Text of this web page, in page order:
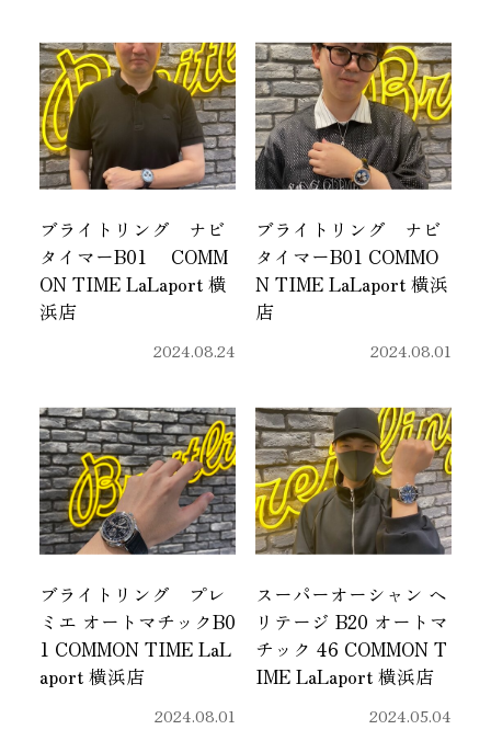
ブライトリング ナビ
タイマーB01 COMM
ON TIME LaLaport 横
浜店
2024.08.24
ブライトリング ナビ
タイマーB01 COMMO
N TIME LaLaport 横浜
店
2024.08.01
ブライトリング プレ
ミエ オートマチックB0
1 COMMON TIME LaL
aport 横浜店
2024.08.01
スーパーオーシャン ヘ
リテージ B20 オートマ
チック 46 COMMON T
IME LaLaport 横浜店
2024.05.04